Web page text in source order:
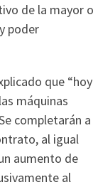
de la mayor o
poder
que “hoy
máquinas
completarán a
al igual
aumento de
al